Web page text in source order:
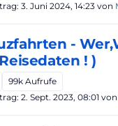
3. Juni 2024, 14:23 von
-
! )
99k Aufrufe
2. Sept. 2023, 08:01 von